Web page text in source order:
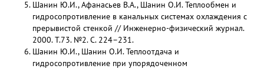
Шанин Ю.И., Афанасьев В.А., Шанин О.И. Теплообмен и
гидросопротивление в канальных системах охлаждения с
прерывистой стенкой // Инженерно-физический журнал.
2000. Т.73. №2. С. 224–231.
Шанин Ю.И., Шанин О.И. Теплоотдача и
гидросопротивление при упорядоченном